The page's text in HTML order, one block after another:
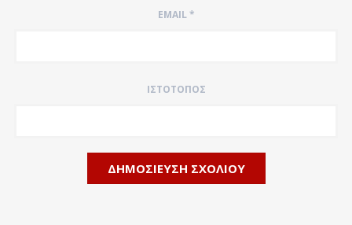
EMAIL*
ΙΣΤΌΤΟΠΟΣ